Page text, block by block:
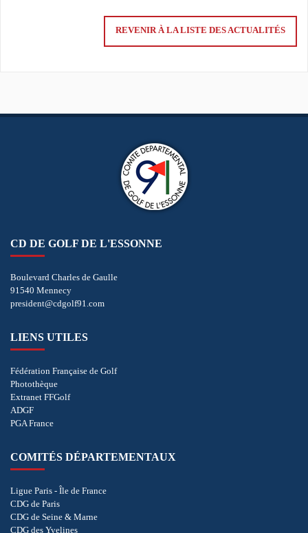
REVENIR À LA LISTE DES ACTUALITÉS
CD DE GOLF DE L'ESSONNE
Boulevard Charles de Gaulle
91540 Mennecy
president@cdgolf91.com
LIENS UTILES
Fédération Française de Golf
Photothèque
Extranet FFGolf
ADGF
PGA France
COMITÉS DÉPARTEMENTAUX
Ligue Paris - Île de France
CDG de Paris
CDG de Seine & Marne
CDG des Yvelines